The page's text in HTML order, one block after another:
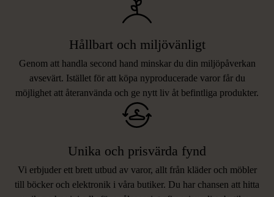
Hållbart och miljövänligt
Genom att handla second hand minskar du din miljöpåverkan
avsevärt. Istället för att köpa nyproducerade varor får du
möjlighet att återanvända och ge nytt liv åt befintliga produkter.
Unika och prisvärda fynd
Vi erbjuder ett brett utbud av varor, allt från kläder och möbler
till böcker och elektronik i våra butiker. Du har chansen att hitta
LIKNANDE PRODUKTER